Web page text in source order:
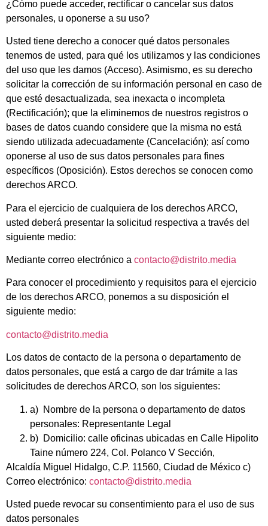
¿Cómo puede acceder, rectificar o cancelar sus datos
personales, u oponerse a su uso?
Usted tiene derecho a conocer qué datos personales
tenemos de usted, para qué los utilizamos y las condiciones
del uso que les damos (Acceso). Asimismo, es su derecho
solicitar la corrección de su información personal en caso de
que esté desactualizada, sea inexacta o incompleta
(Rectificación); que la eliminemos de nuestros registros o
bases de datos cuando considere que la misma no está
siendo utilizada adecuadamente (Cancelación); así como
oponerse al uso de sus datos personales para fines
específicos (Oposición). Estos derechos se conocen como
derechos ARCO.
Para el ejercicio de cualquiera de los derechos ARCO,
usted deberá presentar la solicitud respectiva a través del
siguiente medio:
Mediante correo electrónico a contacto@distrito.media
Para conocer el procedimiento y requisitos para el ejercicio
de los derechos ARCO, ponemos a su disposición el
siguiente medio:
contacto@distrito.media
Los datos de contacto de la persona o departamento de
datos personales, que está a cargo de dar trámite a las
solicitudes de derechos ARCO, son los siguientes:
a) Nombre de la persona o departamento de datos
personales: Representante Legal
b) Domicilio: calle oficinas ubicadas en Calle Hipolito
Taine número 224, Col. Polanco V Sección,
Alcaldía Miguel Hidalgo, C.P. 11560, Ciudad de México c)
Correo electrónico: contacto@distrito.media
Usted puede revocar su consentimiento para el uso de sus
datos personales